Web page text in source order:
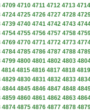
4709 4710 4711 4712 4713 4714
4724 4725 4726 4727 4728
4739 4740 4741 4742 4743
4754 4755 4756 4757 4758
4769 4770 4771 4772 4773
4784 4785 4786 4787 4788
4799 4800 4801 4802 4803
4814 4815 4816 4817 4818 4819
4829 4830 4831 4832 4833
4844 4845 4846 4847 4848
4859 4860 4861 4862 4863
4874 4875 4876 4877 4878